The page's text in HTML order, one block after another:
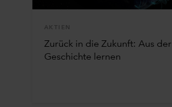
AKTIEN
Zurück in die Zukunft: Aus der
Geschichte lernen